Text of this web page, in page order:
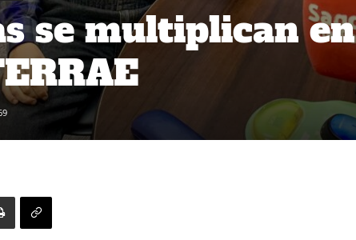
se multiplican en